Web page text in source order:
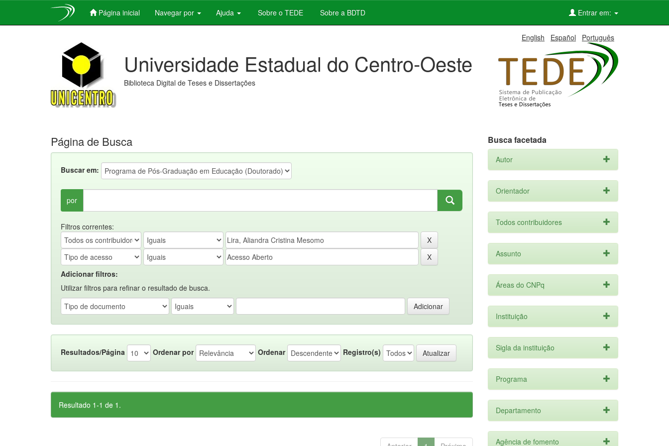
Página inicial Navegar por Ajuda Sobre o TEDE Sobre a BDTD Entrar em:
English Español Português
Universidade Estadual do Centro-Oeste
Biblioteca Digital de Teses e Dissertações
Página de Busca
Buscar em:
por
Filtros correntes:
Adicionar filtros:
Utilizar filtros para refinar o resultado de busca.
Resultados/Página Ordenar por Ordenar Registro(s)
Resultado 1-1 de 1.
Busca facetada
Autor
Orientador
Todos contribuidores
Assunto
Áreas do CNPq
Instituição
Sigla da instituição
Programa
Departamento
Agência de fomento